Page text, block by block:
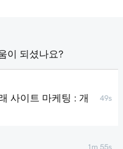
사이트 마케팅 : 개
49s
1m 55s
이 되셨나요?